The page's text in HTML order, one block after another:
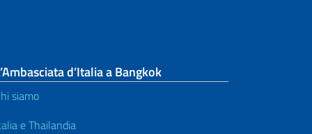
d’Italia a Bangkok
siamo
e Thailandia